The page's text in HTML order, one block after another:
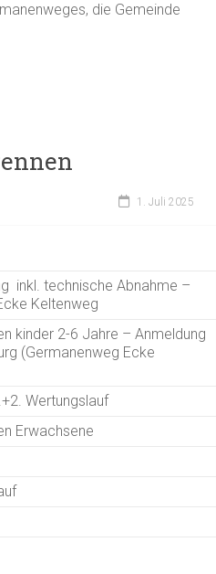
die Gemeinde
1. Juli 2025
inkl. technische Abnahme –
Keltenweg
kinder 2-6 Jahre – Anmeldung
(Germanenweg Ecke
Wertungslauf
Erwachsene